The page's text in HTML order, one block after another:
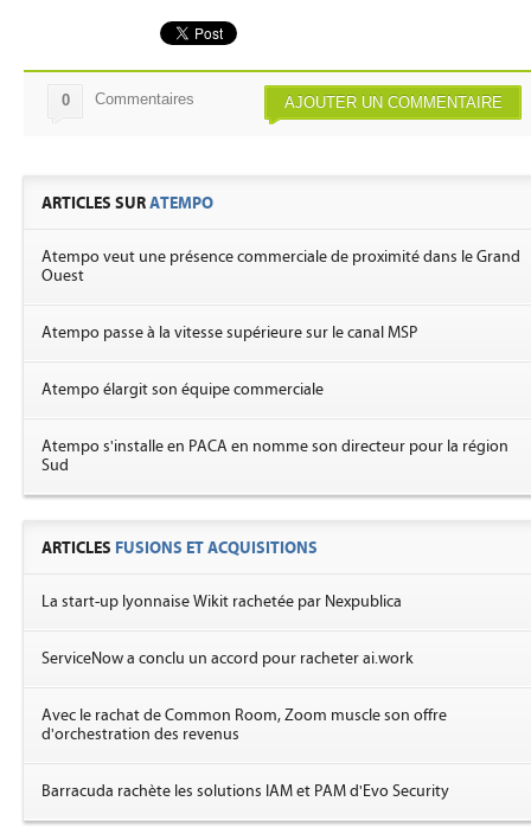
AJOUTER UN COMMENTAIRE
0 Commentaires
ARTICLES SURATEMPO
Atempo veut une présence commerciale de proximité dans le Grand
Ouest
Atempo passe à la vitesse supérieure sur le canal MSP
Atempo élargit son équipe commerciale
Atempo s'installe en PACA en nomme son directeur pour la région
Sud
ARTICLES FUSIONS ET ACQUISITIONS
La start-up lyonnaise Wikit rachetée par Nexpublica
ServiceNow a conclu un accord pour racheter ai.work
Avec le rachat de Common Room, Zoom muscle son offre
d'orchestration des revenus
Barracuda rachète les solutions IAM et PAM d'Evo Security